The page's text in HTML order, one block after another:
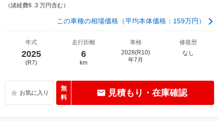
（諸経費6 .3 万円含む）
この車種の相場価格（平均本体価格：159万円）
年式
2025
(R7)
走行距離
6
km
車検
2028(R10)
年7月
修復歴
なし
無
料
見積もり・在庫確認